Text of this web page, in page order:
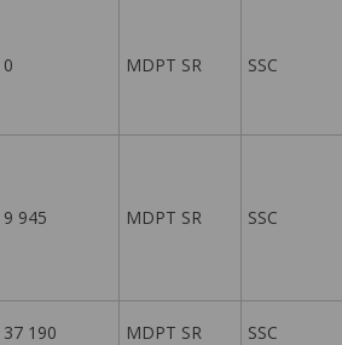
0 MDPT SR SSC
9 945 MDPT SR SSC
37 190 MDPT SR SSC